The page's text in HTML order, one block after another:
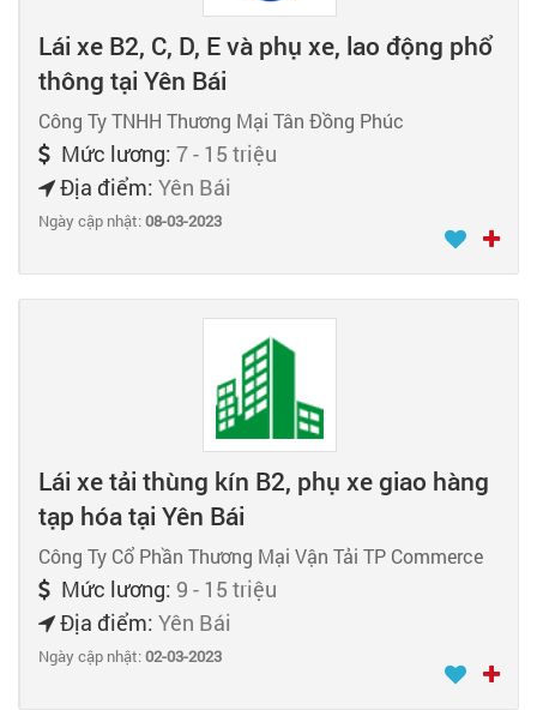
Lái xe B2, C, D, E và phụ xe, lao động phổ
thông tại Yên Bái
Công Ty TNHH Thương Mại Tân Đồng Phúc
Mức lương: 7 - 15 triệu
Địa điểm: Yên Bái
Ngày cập nhật:08-03-2023
Lái xe tải thùng kín B2, phụ xe giao hàng
tạp hóa tại Yên Bái
Công Ty Cổ Phần Thương Mại Vận Tải TP Commerce
Mức lương: 9 - 15 triệu
Địa điểm: Yên Bái
Ngày cập nhật:02-03-2023